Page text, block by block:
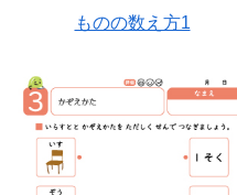
ものの数え方1